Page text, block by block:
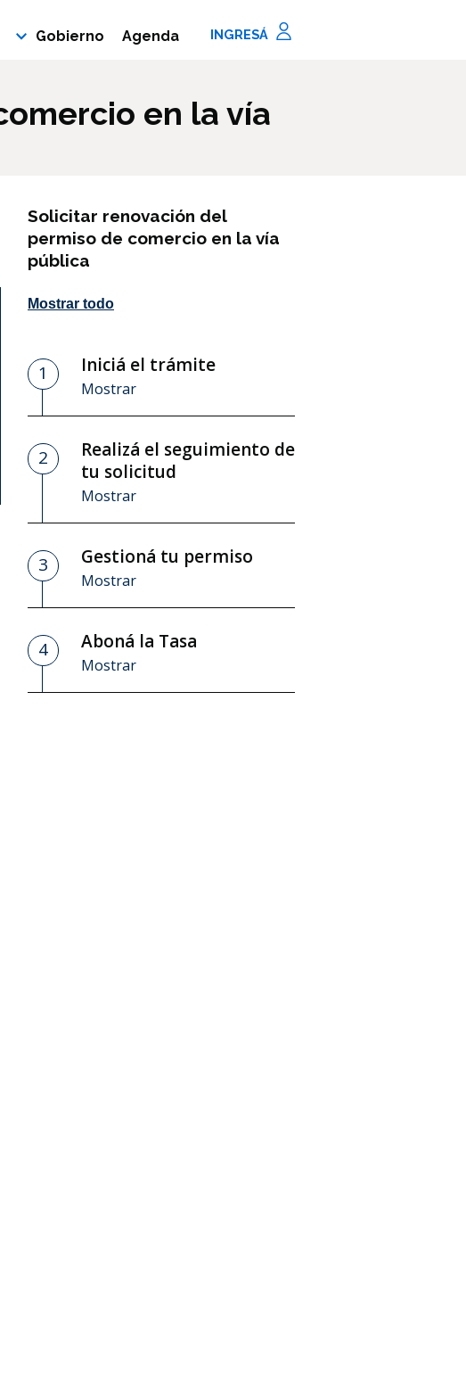
Gobierno Agenda
en la vía
Solicitar renovación del
permiso de comercio en la vía
pública
Mostrar todo
Paso
1 Iniciá el trámite
Mostrar
Paso
2
Realizá el seguimiento de
tu solicitud
Mostrar
Paso
3 Gestioná tu permiso
Mostrar
Paso
4 Aboná la Tasa
Mostrar